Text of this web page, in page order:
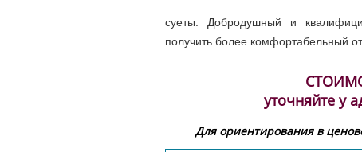
суеты. Добродушный и
получить более комфортабельный
уточняйте у
Для ориентирования в